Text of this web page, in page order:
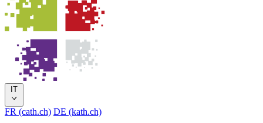
IT
FR (cath.ch) DE (kath.ch)